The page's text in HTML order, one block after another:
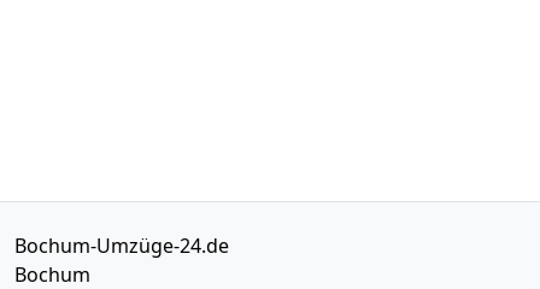
Bochum-Umzüge-24.de
Bochum